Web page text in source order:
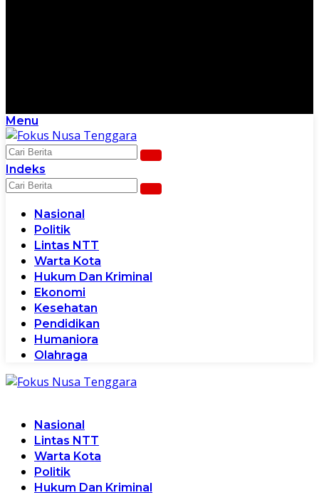
Menu
Indeks
Nasional
Politik
Lintas NTT
Warta Kota
Hukum Dan Kriminal
Ekonomi
Kesehatan
Pendidikan
Humaniora
Olahraga
Nasional
Lintas NTT
Warta Kota
Politik
Hukum Dan Kriminal